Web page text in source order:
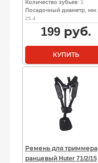
Количество зубьев: 3
Посадочный диаметр, мм:
25.4
199 руб.
КУПИТЬ
Ремень для триммера
ранцевый Huter 71/2/15